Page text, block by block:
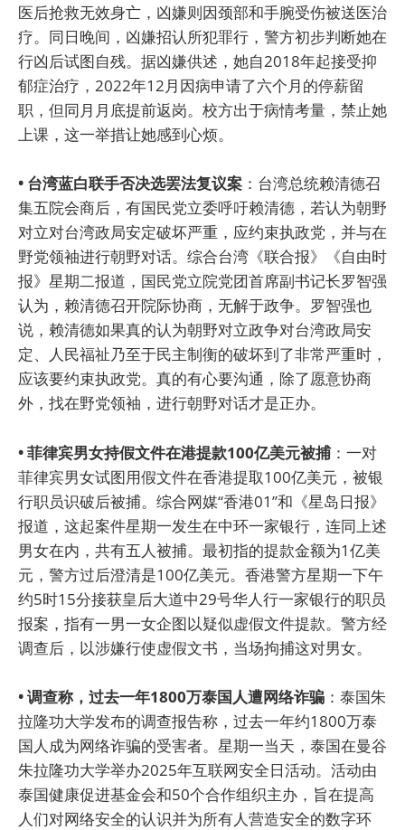
医后抢救无效身亡，凶嫌则因颈部和手腕受伤被送医治
疗。同日晚间，凶嫌招认所犯罪行，警方初步判断她在
行凶后试图自残。据凶嫌供述，她自2018年起接受抑
郁症治疗，2022年12月因病申请了六个月的停薪留
职，但同月月底提前返岗。校方出于病情考量，禁止她
上课，这一举措让她感到心烦。
• 台湾蓝白联手否决选罢法复议案 ：台湾总统赖清德召
集五院会商后，有国民党立委呼吁赖清德，若认为朝野
对立对台湾政局安定破坏严重，应约束执政党，并与在
野党领袖进行朝野对话。综合台湾《联合报》《自由时
报》星期二报道，国民党立院党团首席副书记长罗智强
认为，赖清德召开院际协商，无解于政争。罗智强也
说，赖清德如果真的认为朝野对立政争对台湾政局安
定、人民福祉乃至于民主制衡的破坏到了非常严重时，
应该要约束执政党。真的有心要沟通，除了愿意协商
外，找在野党领袖，进行朝野对话才是正办。
• 菲律宾男女持假文件在港提款100亿美元被捕：一对
菲律宾男女试图用假文件在香港提取100亿美元，被银
行职员识破后被捕。综合网媒“香港01”和《星岛日报》
报道，这起案件星期一发生在中环一家银行，连同上述
男女在内，共有五人被捕。最初指的提款金额为1亿美
元，警方过后澄清是100亿美元。香港警方星期一下午
约5时15分接获皇后大道中29号华人行一家银行的职员
报案，指有一男一女企图以疑似虚假文件提款。警方经
调查后，以涉嫌行使虚假文书，当场拘捕这对男女。
• 调查称，过去一年1800万泰国人遭网络诈骗 ：泰国朱
拉隆功大学发布的调查报告称，过去一年约1800万泰
国人成为网络诈骗的受害者。星期一当天，泰国在曼谷
朱拉隆功大学举办2025年互联网安全日活动。活动由
泰国健康促进基金会和50个合作组织主办，旨在提高
人们对网络安全的认识并为所有人营造安全的数字环